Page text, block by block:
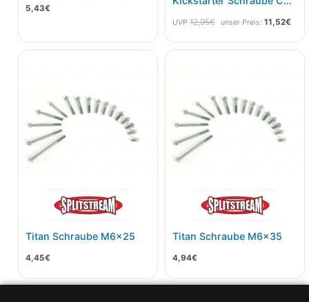
5,43€
UVP 12,95€ unser Preis: 11,52€
Titan Schraube M6x25
4,45€
Titan Schraube M6x35
4,94€